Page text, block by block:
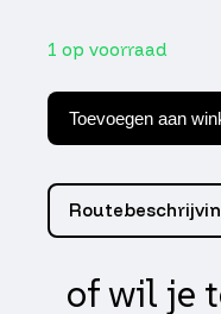
1 op voorraad
17x30x6
sco
china
sco
gy6,
sco
aantal
Toevoegen aan
of wil je